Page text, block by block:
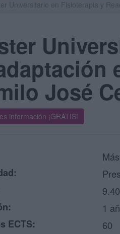
José
información ¡GRATIS!
1
ECTS:
60